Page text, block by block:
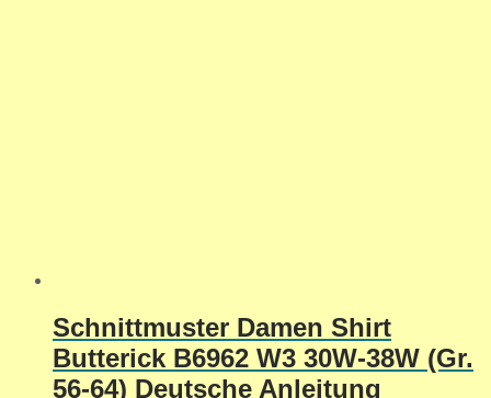
Schnittmuster Damen Shirt
Butterick B6962 W3 30W-38W (Gr.
56-64) Deutsche Anleitung